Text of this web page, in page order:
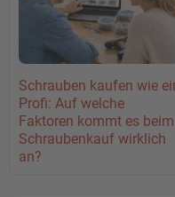
Schrauben kaufen wie
Profi: Auf welche
Faktoren kommt es beim
Schraubenkauf wirklich
an?